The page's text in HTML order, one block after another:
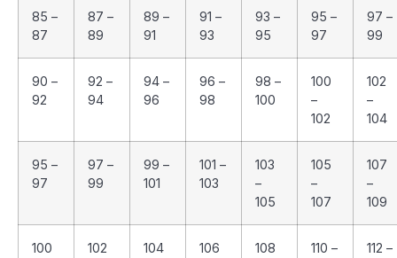
85 –
87
87 –
89
89 –
91
91 –
93
93 –
95
95 –
97
97 –
99
90 –
92
92 –
94
94 –
96
96 –
98
98 –
100
100
–
102
102
–
104
95 –
97
97 –
99
99 –
101
101 –
103
103
–
105
105
–
107
107
–
109
100
102
104
106
108
110 –
112 –